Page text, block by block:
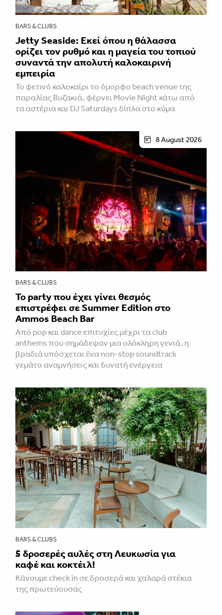
BARS & CLUBS
Jetty Seaside: Εκεί όπου η θάλασσα
ορίζει τον ρυθμό και η μαγεία του τοπιού
συναντά την απολυτή καλοκαιρινή
εμπειρία
Το φετινό καλοκαίρι το όμορφο beach venue της
παραλίας Βυζακιά, φέρνει Movie Night κάτω από
τα αστέρια και DJ Saturdays δίπλα στο κύμα
8 August 2026
BARS & CLUBS
Το party που έχει γίνει θεσμός
επιστρέφει σε Summer Edition στο
Ammos Beach Bar
Από pop και dance επιτυχίες μέχρι τα club
anthems που σημάδεψαν μια ολόκληρη γενιά, η
βραδιά υπόσχεται ένα non-stop soundtrack
γεμάτο αναμνήσεις και δυνατή ενέργεια
BARS & CLUBS
5 δροσερές αυλές στη Λευκωσία για
καφέ και κοκτέιλ!
Κάνουμε check in σε δροσερά και χαλαρά στέκια
της πρωτεύουσας